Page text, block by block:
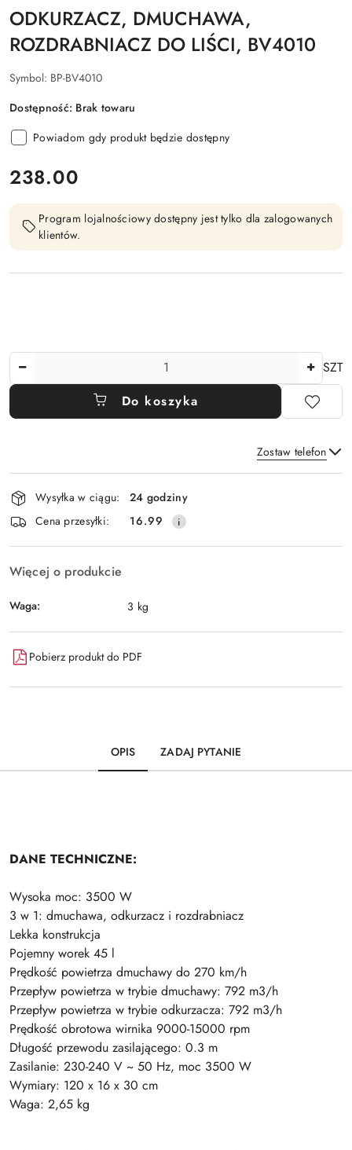
ODKURZACZ, DMUCHAWA,
ROZDRABNIACZ DO LIŚCI, BV4010
Symbol: BP-BV4010
Dostępność: Brak towaru
Powiadom gdy produkt będzie dostępny
cena:
238.00
Program lojalnościowy dostępny jest tylko dla zalogowanych
klientów.
SZT
Do koszyka
Zostaw telefon
Wyślij
Dostępność
i
dostawa
Wysyłka w ciągu:
24 godziny
Cena przesyłki:
16.99
Więcej o produkcie
Waga: 3 kg
Pobierz produkt do PDF
OPIS ZADAJ PYTANIE
DANE TECHNICZNE:
Wysoka moc: 3500 W
3 w 1: dmuchawa, odkurzacz i rozdrabniacz
Lekka konstrukcja
Pojemny worek 45 l
Prędkość powietrza dmuchawy do 270 km/h
Przepływ powietrza w trybie dmuchawy: 792 m3/h
Przepływ powietrza w trybie odkurzacza: 792 m3/h
Prędkość obrotowa wirnika 9000-15000 rpm
Długość przewodu zasilającego: 0.3 m
Zasilanie: 230-240 V ~ 50 Hz, moc 3500 W
Wymiary: 120 x 16 x 30 cm
Waga: 2,65 kg